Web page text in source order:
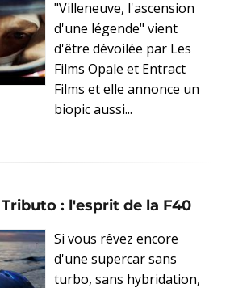
"Villeneuve, l'ascension
d'une légende" vient
d'être dévoilée par Les
Films Opale et Entract
Films et elle annonce un
biopic aussi...
: l'esprit de la F40
Si vous rêvez encore
d'une supercar sans
turbo, sans hybridation,